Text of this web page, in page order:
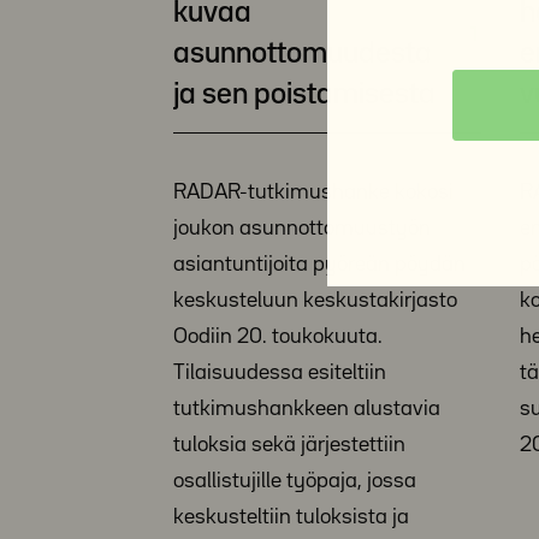
kuvaa
asunnottomuudesta
ja sen poistamisesta
RADAR-tutkimushanke kokosi
joukon asunnottomuustyön
asiantuntijoita pyöreän pöydän
keskusteluun keskustakirjasto
Oodiin 20. toukokuuta.
Tilaisuudessa esiteltiin
tutkimushankkeen alustavia
tuloksia sekä järjestettiin
osallistujille työpaja, jossa
keskusteltiin tuloksista ja